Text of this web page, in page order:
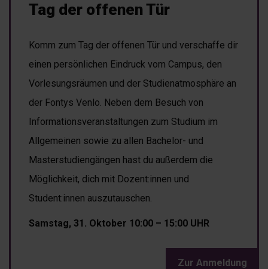
Tag der offenen Tür
Komm zum Tag der offenen Tür und verschaffe dir
einen persönlichen Eindruck vom Campus, den
Vorlesungsräumen und der Studienatmosphäre an
der Fontys Venlo. Neben dem Besuch von
Informationsveranstaltungen zum Studium im
Allgemeinen sowie zu allen Bachelor- und
Masterstudiengängen hast du außerdem die
Möglichkeit, dich mit Dozent:innen und
Student:innen auszutauschen.
Samstag, 31. Oktober 10:00 – 15:00 UHR
Zur Anmeldung